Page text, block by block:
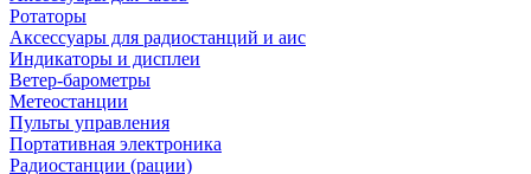
Ротаторы
Аксессуары для радиостанций и аис
Индикаторы и дисплеи
Ветер-барометры
Метеостанции
Пульты управления
Портативная электроника
Радиостанции (рации)